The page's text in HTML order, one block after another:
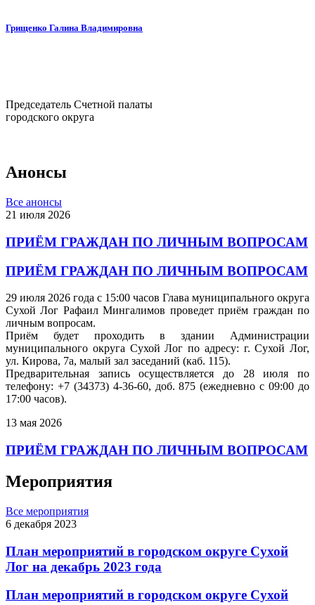
Грищенко Галина Владимировна
Председатель Счетной палаты
городского округа
Анонсы
Все анонсы
21 июля 2026
ПРИЁМ ГРАЖДАН ПО ЛИЧНЫМ ВОПРОСАМ
ПРИЁМ ГРАЖДАН ПО ЛИЧНЫМ ВОПРОСАМ
29 июля 2026 года с 15:00 часов Глава муниципального округа
Сухой Лог Рафаил Мингалимов проведет приём граждан по
личным вопросам.
Приём будет проходить в здании Администрации
муниципального округа Сухой Лог по адресу: г. Сухой Лог,
ул. Кирова, 7а, малый зал заседаний (каб. 115).
Предварительная запись осуществляется до 28 июля по
телефону: +7 (34373) 4-36-60, доб. 875 (ежедневно с 09:00 до
17:00 часов).
13 мая 2026
ПРИЁМ ГРАЖДАН ПО ЛИЧНЫМ ВОПРОСАМ
Мероприятия
Все мероприятия
6 декабря 2023
План мероприятий в городском округе Сухой
Лог на декабрь 2023 года
План мероприятий в городском округе Сухой